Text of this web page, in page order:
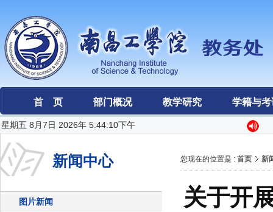
首 页 部门概况 教学研究 学籍与考
星期五 8月7日 2026年 5:44:10下午
新闻中心
图片新闻
您现在的位置是 : 首页 新
关于开